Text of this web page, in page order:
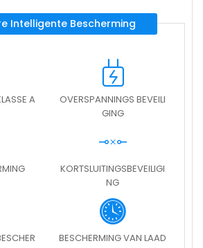
Intelligente Bescherming
A
OVERSPANNINGS BEVEILI
GING
KORTSLUITINGSBEVEILIGI
NG
BESCHERMING VAN LAAD